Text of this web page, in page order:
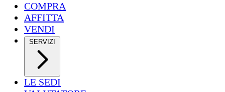
COMPRA
AFFITTA
VENDI
LE SEDI